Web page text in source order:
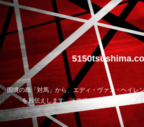
国境の島「対馬」から、エディ・ヴァン・ヘイレ
をお伝えします。そのほか気になるニュース